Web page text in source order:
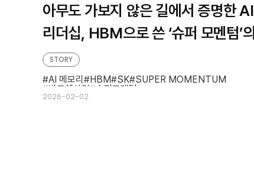
아무도 가보지 않은 길에서 증명한 AI
리더십, HBM으로 쓴 ‘슈퍼 모멘텀’의
기록
2026-02-02
STORY
AI 메모리 HBM SK SUPER MOMENTUM
반도체산업
슈퍼모멘텀